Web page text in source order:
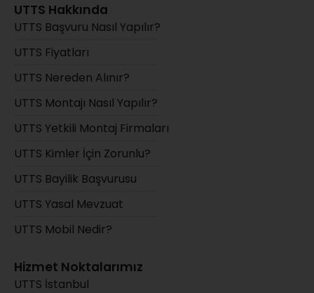
UTTS Hakkında
UTTS Başvuru Nasıl Yapılır?
UTTS Fiyatları
UTTS Nereden Alınır?
UTTS Montajı Nasıl Yapılır?
UTTS Yetkili Montaj Firmaları
UTTS Kimler İçin Zorunlu?
UTTS Bayilik Başvurusu
UTTS Yasal Mevzuat
UTTS Mobil Nedir?
Hizmet Noktalarımız
UTTS İstanbul